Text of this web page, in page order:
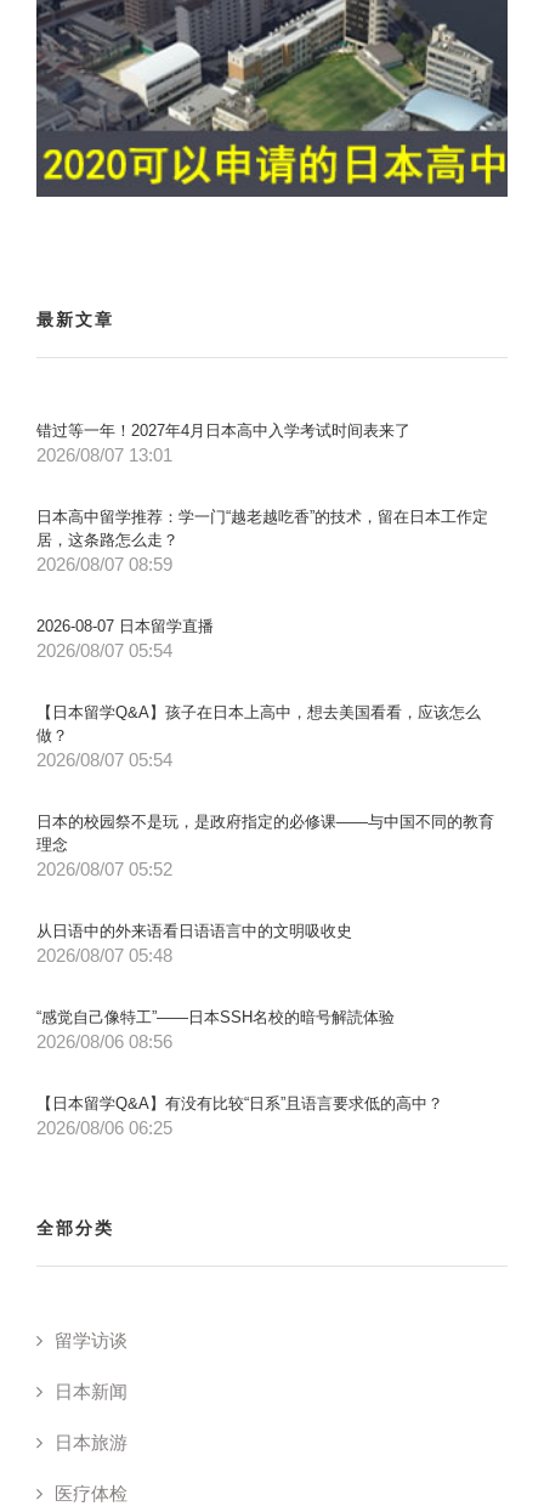
最新文章
错过等一年！2027年4月日本高中入学考试时间表来了
2026/08/07 13:01
日本高中留学推荐：学一门“越老越吃香”的技术，留在日本工作定
居，这条路怎么走？
2026/08/07 08:59
2026-08-07 日本留学直播
2026/08/07 05:54
【日本留学Q&A】孩子在日本上高中，想去美国看看，应该怎么
做？
2026/08/07 05:54
日本的校园祭不是玩，是政府指定的必修课——与中国不同的教育
理念
2026/08/07 05:52
从日语中的外来语看日语语言中的文明吸收史
2026/08/07 05:48
“感觉自己像特工”——日本SSH名校的暗号解読体验
2026/08/06 08:56
【日本留学Q&A】有没有比较“日系”且语言要求低的高中？
2026/08/06 06:25
全部分类
留学访谈
日本新闻
日本旅游
医疗体检